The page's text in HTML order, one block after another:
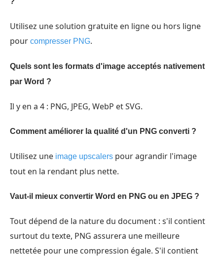
Utilisez une solution gratuite en ligne ou hors ligne
pour compresser PNG.
Quels sont les formats d'image acceptés nativement
par Word ?
Il y en a 4 : PNG, JPEG, WebP et SVG.
Comment améliorer la qualité d'un PNG converti ?
Utilisez une image upscalers pour agrandir l'image
tout en la rendant plus nette.
Vaut-il mieux convertir Word en PNG ou en JPEG ?
Tout dépend de la nature du document : s'il contient
surtout du texte, PNG assurera une meilleure
nettetée pour une compression égale. S'il contient